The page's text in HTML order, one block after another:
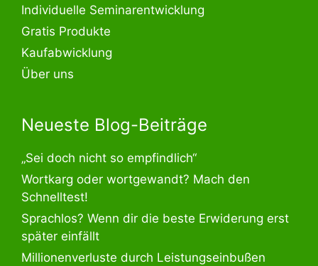
Individuelle Seminarentwicklung
Gratis Produkte
Kaufabwicklung
Über uns
Neueste Blog-Beiträge
„Sei doch nicht so empfindlich“
Wortkarg oder wortgewandt? Mach den
Schnelltest!
Sprachlos? Wenn dir die beste Erwiderung erst
später einfällt
Millionenverluste durch Leistungseinbußen